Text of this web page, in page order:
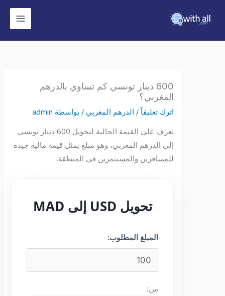
600 دينار تونسي كم تساوي بالدرهم
المغربي؟
اترك تعليقاً /الدرهم المغربي/ بواسطة admin
تعرف على القيمة الحالية لتحويل 600 دينار تونسي
إلى الدرهم المغربي، وهو مبلغ يمثل قيمة مالية جيدة
للمسافرين والمستثمرين في المنطقة.
تحويل USD إلى MAD
المبلغ المطلوب: